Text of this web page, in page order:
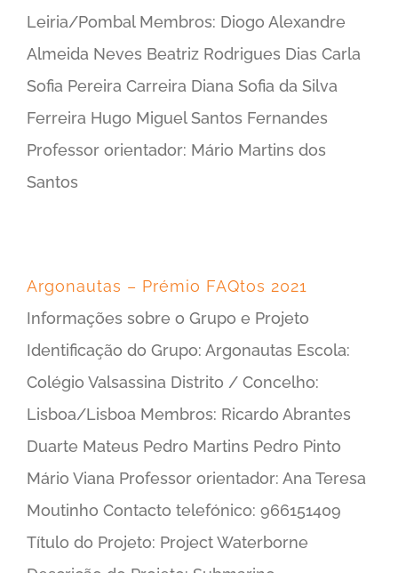
Leiria/Pombal Membros: Diogo Alexandre
Almeida Neves Beatriz Rodrigues Dias Carla
Sofia Pereira Carreira Diana Sofia da Silva
Ferreira Hugo Miguel Santos Fernandes
Professor orientador: Mário Martins dos
Santos
Argonautas – Prémio FAQtos 2021
Informações sobre o Grupo e Projeto
Identificação do Grupo: Argonautas Escola:
Colégio Valsassina Distrito / Concelho:
Lisboa/Lisboa Membros: Ricardo Abrantes
Duarte Mateus Pedro Martins Pedro Pinto
Mário Viana Professor orientador: Ana Teresa
Moutinho Contacto telefónico: 966151409
Título do Projeto: Project Waterborne